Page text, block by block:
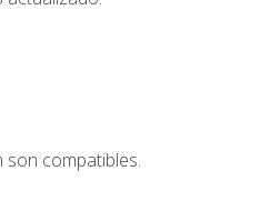
son compatibles.